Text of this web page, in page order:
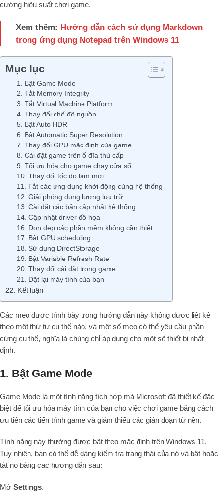
cường hiệu suất chơi game.
Xem thêm: Hướng dẫn cách sử dụng Markdown
trong ứng dụng Notepad trên Windows 11
Mục lục
1. Bật Game Mode
2. Tắt Memory Integrity
3. Tắt Virtual Machine Platform
4. Thay đổi chế độ nguồn
5. Bật Auto HDR
6. Bật Automatic Super Resolution
7. Thay đổi GPU mặc định của game
8. Cài đặt game trên ổ đĩa thứ cấp
9. Tối ưu hóa cho game chạy cửa sổ
10. Thay đổi tốc độ làm mới
11. Tắt các ứng dụng khởi động cùng hệ thống
12. Giải phóng dung lượng lưu trữ
13. Cài đặt các bản cập nhật hệ thống
14. Cập nhật driver đồ họa
16. Dọn dẹp các phần mềm không cần thiết
17. Bật GPU scheduling
18. Sử dụng DirectStorage
19. Bật Variable Refresh Rate
20. Thay đổi cài đặt trong game
21. Đặt lại máy tính của bạn
22. Kết luận
Các mẹo được trình bày trong hướng dẫn này không được liệt kê
theo một thứ tự cụ thể nào, và một số mẹo có thể yêu cầu phần
cứng cụ thể, nghĩa là chúng chỉ áp dụng cho một số thiết bị nhất
định.
1. Bật Game Mode
Game Mode là một tính năng tích hợp mà Microsoft đã thiết kế đặc
biệt để tối ưu hóa máy tính của bạn cho việc chơi game bằng cách
ưu tiên các tiến trình game và giảm thiểu các gián đoạn từ nền.
Tính năng này thường được bật theo mặc định trên Windows 11.
Tuy nhiên, bạn có thể dễ dàng kiểm tra trạng thái của nó và bật hoặc
tắt nó bằng các hướng dẫn sau:
Mở Settings.